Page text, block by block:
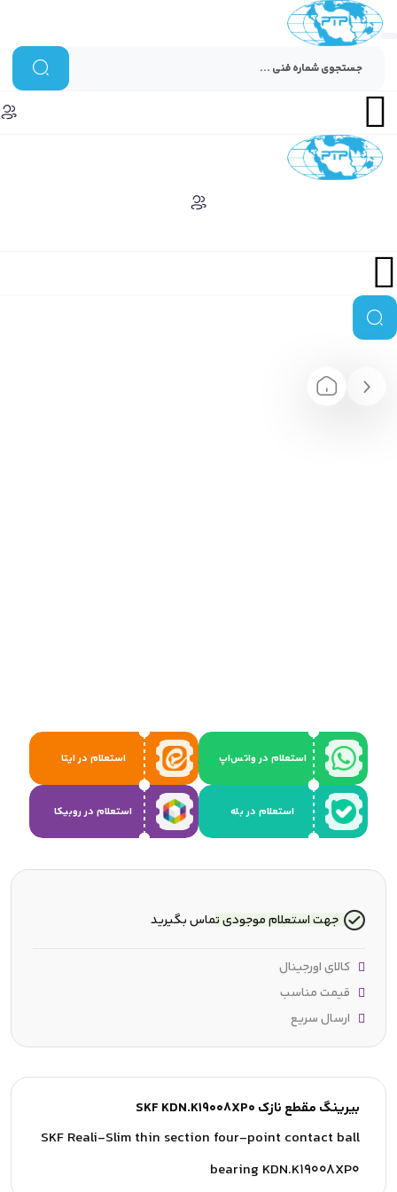
استعلام در واتس‌اپ استعلام در ایتا
استعلام در بله استعلام در روبیکا
بیرینگ مقطع نازک SKF KDN.K19008XP0
SKF Reali-Slim thin section four-point contact ball
bearing KDN.K19008XP0
جهت استعلام موجودی تماس بگیرید
کالای اورجینال
قیمت مناسب
ارسال سریع